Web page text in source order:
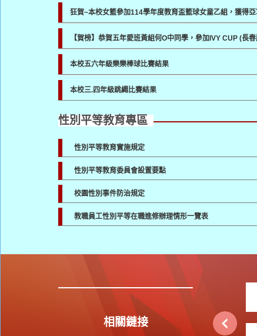
狂賀~本校女籃參加114學年度教育盃籃球女童乙組，獲得
【賀榜】恭賀五年愛班黃組何O中同學，參加IVY CUP (長
本校五六年級樂樂棒球比賽結果
本校三.四年級跳繩比賽結果
性別平等教育專區
性別平等教育實施規定
性別平等教育委員會設置要點
校園性別事件防治規定
教職員工性別平等在職進修辦理情形一覽表
相關鏈接